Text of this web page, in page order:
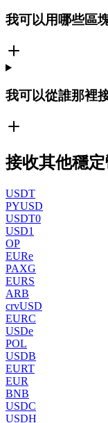
我可以用哪些區
我可以從誰那裡
接收其他穩
USDT
PYUSD
USDT0
USD1
OP
EURe
PAXG
EURS
ARB
crvUSD
EURC
USDe
POL
USDB
EURT
EUR
BNB
USDC
USDH